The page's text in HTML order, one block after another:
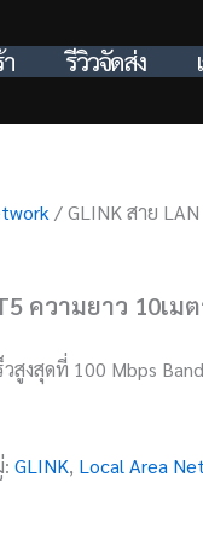
รีวิวจัดส่ง
/ GLINK สาย
ความยาว 10เม
วสูงสุดที่ 100 Mbps
:GLINK, Local Area